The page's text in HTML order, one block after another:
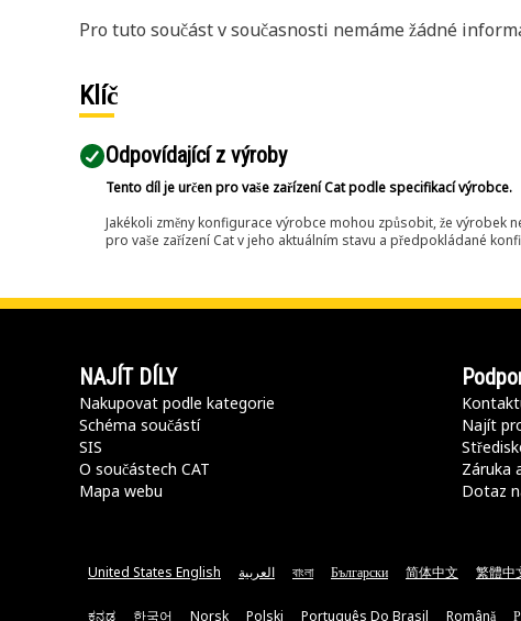
Pro tuto součást v současnosti nemáme žádné
Klíč
Odpovídající z výroby
Tento díl je určen pro vaše zařízení Cat podle specifikací výrobce.
Jakékoli změny konfigurace výrobce mohou způsobit, že
pro vaše zařízení Cat v jeho aktuálním stavu a předpokládané
NAJÍT DÍLY
Nakupovat podle kategorie
Schéma součástí
SIS
O součástech CAT
Mapa webu
Najít
Záruka
Dotaz
United States English العربية বাংলা Български 简体中文 繁體中
ಕನ್ನಡ 한국어 Norsk Polski Português Do Brasil Română